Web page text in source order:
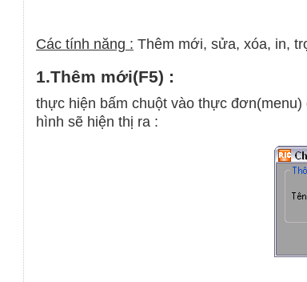
Các tính năng : Thêm mới, sửa, xóa, in,
1.Thêm mới(F5) :
thực hiện bấm chuột vào thực
hình sẽ hiện thị ra :